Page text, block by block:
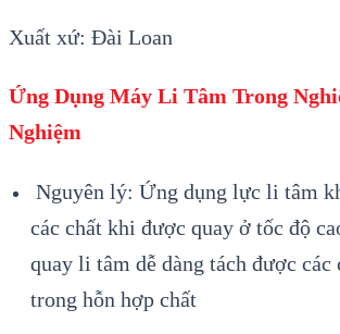
Xuất xứ: Đài Loan
Ứng Dụng Máy Li Tâm Trong
Nghiệm
Nguyên lý: Ứng dụng lực li tâm
các chất khi được quay ở tốc độ
quay li tâm dễ dàng tách được các
trong hỗn hợp chất